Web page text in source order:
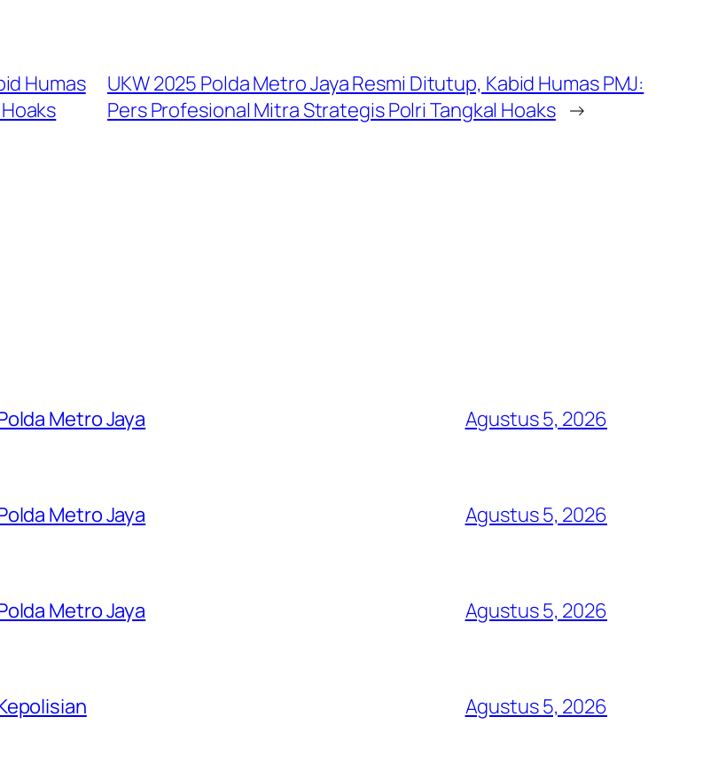
Humas
UKW 2025 Polda Metro Jaya Resmi Ditutup, Kabid Humas PMJ:
Pers Profesional Mitra Strategis Polri Tangkal Hoaks →
Metro Jaya Agustus 5, 2026
Metro Jaya Agustus 5, 2026
Metro Jaya Agustus 5, 2026
Agustus 5, 2026